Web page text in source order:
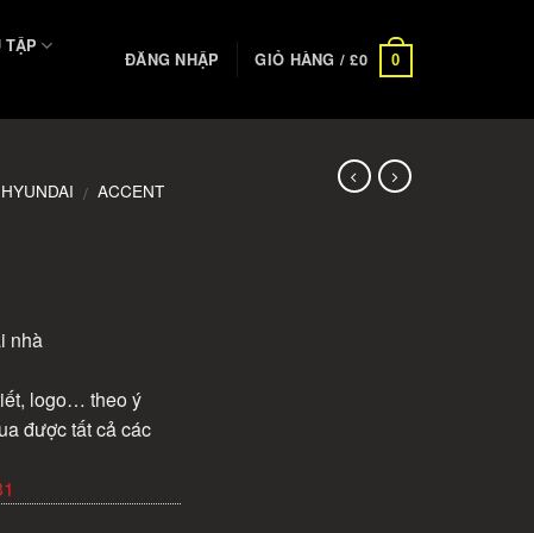
TẬP
ĐĂNG NHẬP GIỎ HÀNG /£0 0
HYUNDAI / ACCENT
nhà
logo… theo ý
được tất cả các